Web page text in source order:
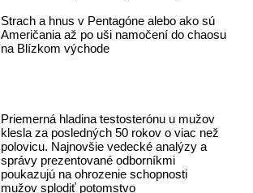
pracovníkov?“ spýtal sa
Strach a hnus v Pentagóne alebo ako sú
Američania až po uši namočení do chaosu
na Blízkom východe
Priemerná hladina testosterónu u mužov
klesla za posledných 50 rokov o viac než
polovicu. Najnovšie vedecké analýzy a
správy prezentované odborníkmi
poukazujú na ohrozenie schopnosti
mužov splodiť potomstvo